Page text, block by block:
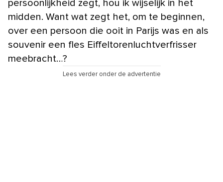
persoonlijkheid zegt, hou ik wijselijk in het
midden. Want wat zegt het, om te beginnen,
over een persoon die ooit in Parijs was en als
souvenir een fles Eiffeltorenluchtverfrisser
meebracht…?
Lees verder onder de advertentie